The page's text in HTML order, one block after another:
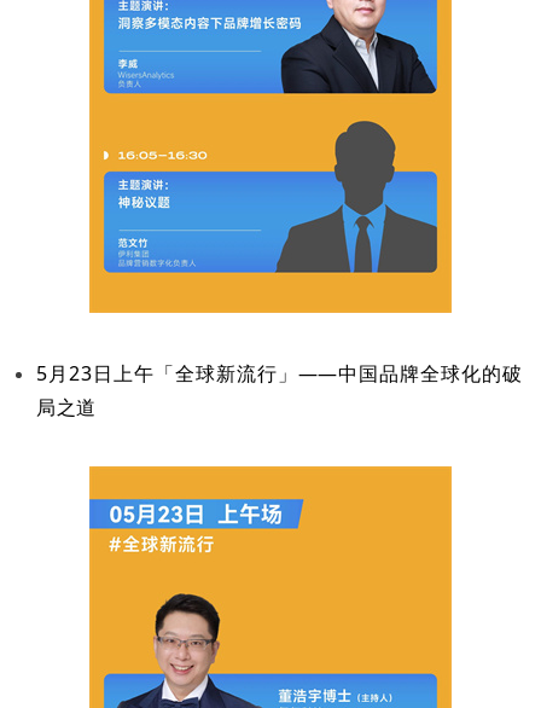
5月23日上午「全球新流行」——中国品牌全球化的破
局之道